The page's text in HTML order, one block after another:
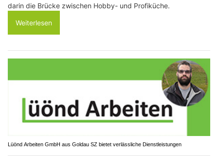
darin die Brücke zwischen Hobby- und Profiküche.
Weiterlesen
Lüönd Arbeiten GmbH aus Goldau SZ bietet verlässliche Dienstleistungen